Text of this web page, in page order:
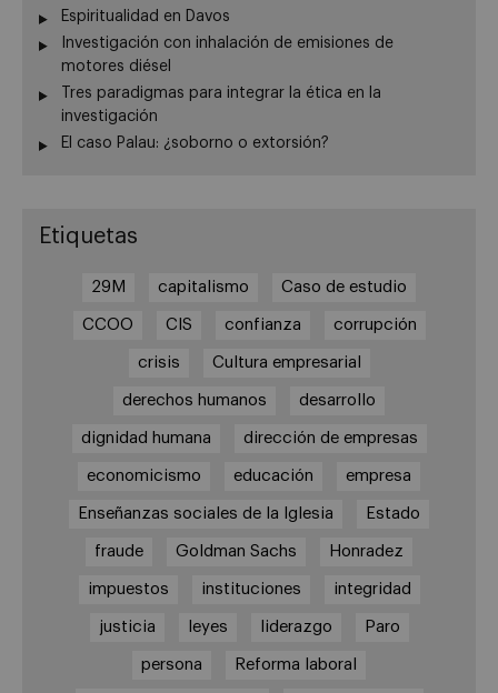
Espiritualidad en Davos
Investigación con inhalación de emisiones de
motores diésel
Tres paradigmas para integrar la ética en la
investigación
El caso Palau: ¿soborno o extorsión?
Etiquetas
29M capitalismo Caso de estudio
CCOO CIS confianza corrupción
crisis Cultura empresarial
derechos humanos desarrollo
dignidad humana dirección de empresas
economicismo educación empresa
Enseñanzas sociales de la Iglesia Estado
fraude Goldman Sachs Honradez
impuestos instituciones integridad
justicia leyes liderazgo Paro
persona Reforma laboral